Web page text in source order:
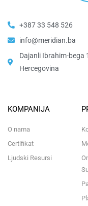
+387 33 548 526
info@meridian.ba
Dajanli Ibrahim-bega
Hercegovina​
KOMPANIJA
O nama
Certifikat
Ljudski Resursi